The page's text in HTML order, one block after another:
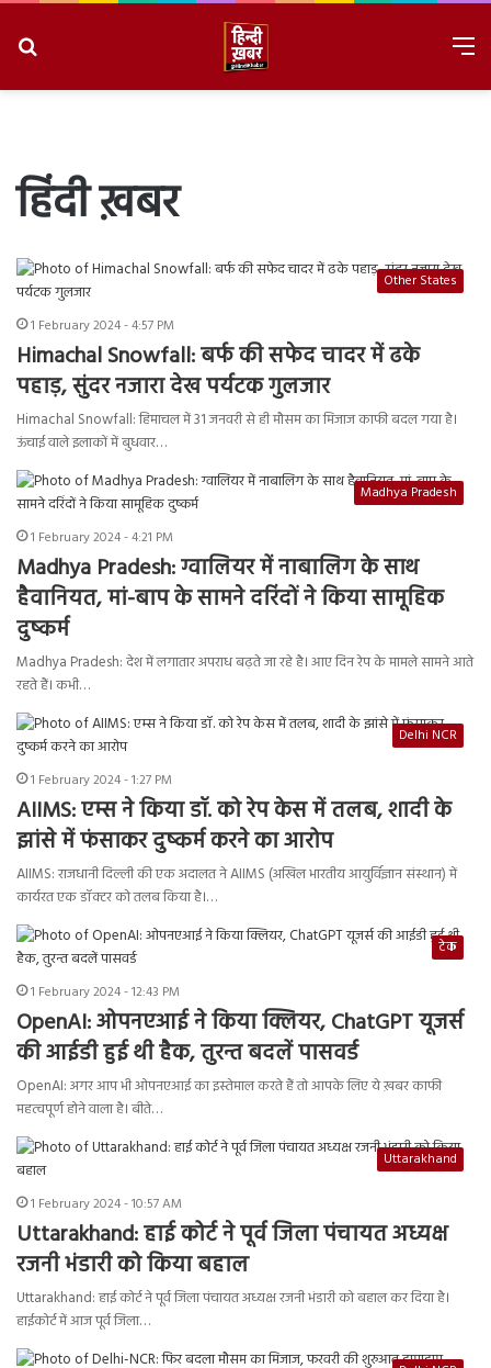
हिंदी ख़बर
Other States
1 February 2024 - 4:57 PM
Himachal Snowfall: बर्फ की सफेद चादर में ढके
पहाड़, सुंदर नजारा देख पर्यटक गुलजार
Himachal Snowfall: हिमाचल में 31 जनवरी से ही मौसम का मिजाज काफी बदल गया है।
ऊंचाई वाले इलाकों में बुधवार…
Madhya Pradesh
1 February 2024 - 4:21 PM
Madhya Pradesh: ग्वालियर में नाबालिग के साथ
हैवानियत, मां-बाप के सामने दरिंदों ने किया सामूहिक
दुष्कर्म
Madhya Pradesh: देश में लगातार अपराध बढ़ते जा रहे है। आए दिन रेप के मामले सामने आते
रहते हैं। कभी…
Delhi NCR
1 February 2024 - 1:27 PM
AIIMS: एम्स ने किया डॉ. को रेप केस में तलब, शादी के
झांसे में फंसाकर दुष्कर्म करने का आरोप
AIIMS: राजधानी दिल्ली की एक अदालत ने AIIMS (अखिल भारतीय आयुर्विज्ञान संस्थान) में
कार्यरत एक डॉक्टर को तलब किया है।…
टेक
1 February 2024 - 12:43 PM
OpenAI: ओपनएआई ने किया क्लियर, ChatGPT यूजर्स
की आईडी हुई थी हैक, तुरन्त बदलें पासवर्ड
OpenAI: अगर आप भी ओपनएआई का इस्तेमाल करते हैं तो आपके लिए ये ख़बर काफी
महत्वपूर्ण होने वाला है। बीते…
Uttarakhand
1 February 2024 - 10:57 AM
Uttarakhand: हाई कोर्ट ने पूर्व जिला पंचायत अध्यक्ष
रजनी भंडारी को किया बहाल
Uttarakhand: हाई कोर्ट ने पूर्व जिला पंचायत अध्यक्ष रजनी भंडारी को बहाल कर दिया है।
हाईकोर्ट में आज पूर्व जिला…